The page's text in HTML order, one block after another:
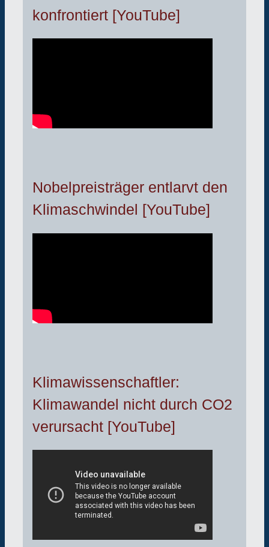
konfrontiert [YouTube]
Nobelpreisträger entlarvt den
Klimaschwindel [YouTube]
Klimawissenschaftler:
Klimawandel nicht durch CO2
verursacht [YouTube]